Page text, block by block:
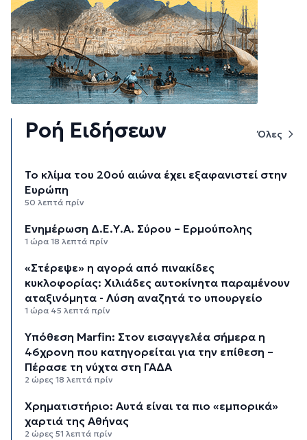
Ροή Ειδήσεων Όλες
Το κλίμα του 20ού αιώνα έχει εξαφανιστεί στην
Ευρώπη
50 λεπτά πρίν
Ενημέρωση Δ.Ε.Υ.Α. Σύρου – Ερμούπολης
1 ώρα 18 λεπτά πρίν
«Στέρεψε» η αγορά από πινακίδες
κυκλοφορίας: Χιλιάδες αυτοκίνητα παραμένουν
αταξινόμητα - Λύση αναζητά το υπουργείο
1 ώρα 45 λεπτά πρίν
Υπόθεση Marfin: Στον εισαγγελέα σήμερα η
46χρονη που κατηγορείται για την επίθεση –
Πέρασε τη νύχτα στη ΓΑΔΑ
2 ώρες 18 λεπτά πρίν
Χρηματιστήριο: Αυτά είναι τα πιο «εμπορικά»
χαρτιά της Αθήνας
2 ώρες 51 λεπτά πρίν